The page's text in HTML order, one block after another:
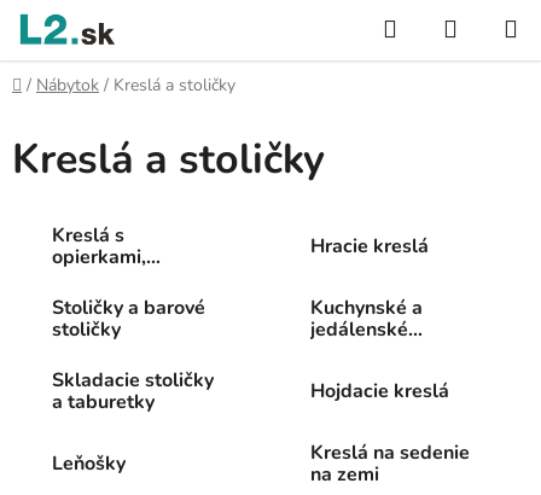
Prejsť
obsah
Hľadať
KOŠÍK
Domov
/ Nábytok / Kreslá a stoličky
Kreslá a stoličky
Kreslá s
opierkami,
rozkladacie
kreslá
Hracie kreslá
Stoličky a barové
stoličky
Kuchynské a
jedálenské
Skladacie stoličky
a taburetky
Hojdacie kreslá
Leňošky
Kreslá na sedenie
na zemi